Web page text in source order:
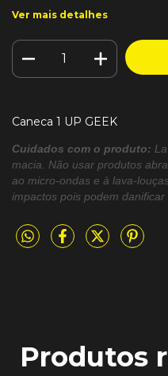
Ver mais detalhes
Caneca 1 UP GEEK
Cuidados com o produto:
macia. Não usar produtos
ao micro-ondas e à lava-
impactos pois podem danificar
Produtos